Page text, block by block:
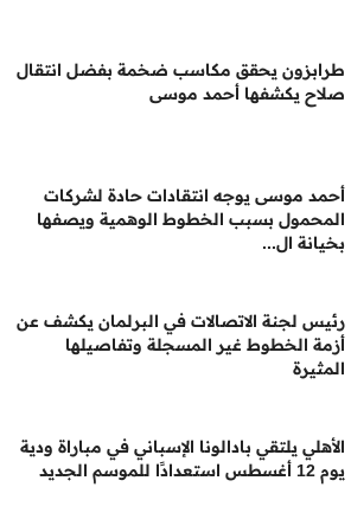
طرابزون يحقق مكاسب ضخمة بفضل انتقال
صلاح يكشفها أحمد موسى
أحمد موسى يوجه انتقادات حادة لشركات
المحمول بسبب الخطوط الوهمية ويصفها
بخيانة ال...
رئيس لجنة الاتصالات في البرلمان يكشف عن
أزمة الخطوط غير المسجلة وتفاصيلها
المثيرة
الأهلي يلتقي بادالونا الإسباني في مباراة ودية
يوم 12 أغسطس استعدادًا للموسم الجديد